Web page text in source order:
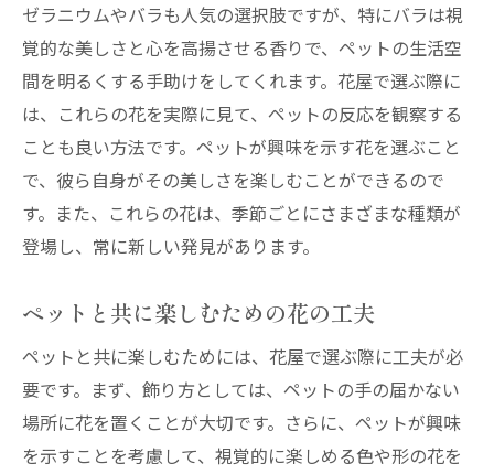
ゼラニウムやバラも人気の選択肢ですが、特にバラは視
覚的な美しさと心を高揚させる香りで、ペットの生活空
間を明るくする手助けをしてくれます。花屋で選ぶ際に
は、これらの花を実際に見て、ペットの反応を観察する
ことも良い方法です。ペットが興味を示す花を選ぶこと
で、彼ら自身がその美しさを楽しむことができるので
す。また、これらの花は、季節ごとにさまざまな種類が
登場し、常に新しい発見があります。
ペットと共に楽しむための花の工夫
ペットと共に楽しむためには、花屋で選ぶ際に工夫が必
要です。まず、飾り方としては、ペットの手の届かない
場所に花を置くことが大切です。さらに、ペットが興味
を示すことを考慮して、視覚的に楽しめる色や形の花を